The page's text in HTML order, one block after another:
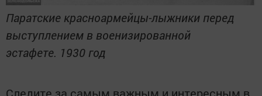
Паратские красноармейцы-лыжники перед
выступлением в военизированной
эстафете. 1930 год